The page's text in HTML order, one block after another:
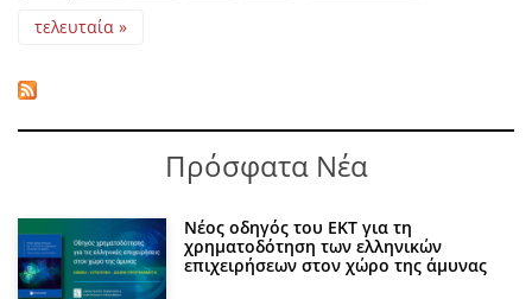
τελευταία »
Πρόσφατα Νέα
Νέος οδηγός του ΕΚΤ για τη
χρηματοδότηση των ελληνικών
επιχειρήσεων στον χώρο της άμυνας